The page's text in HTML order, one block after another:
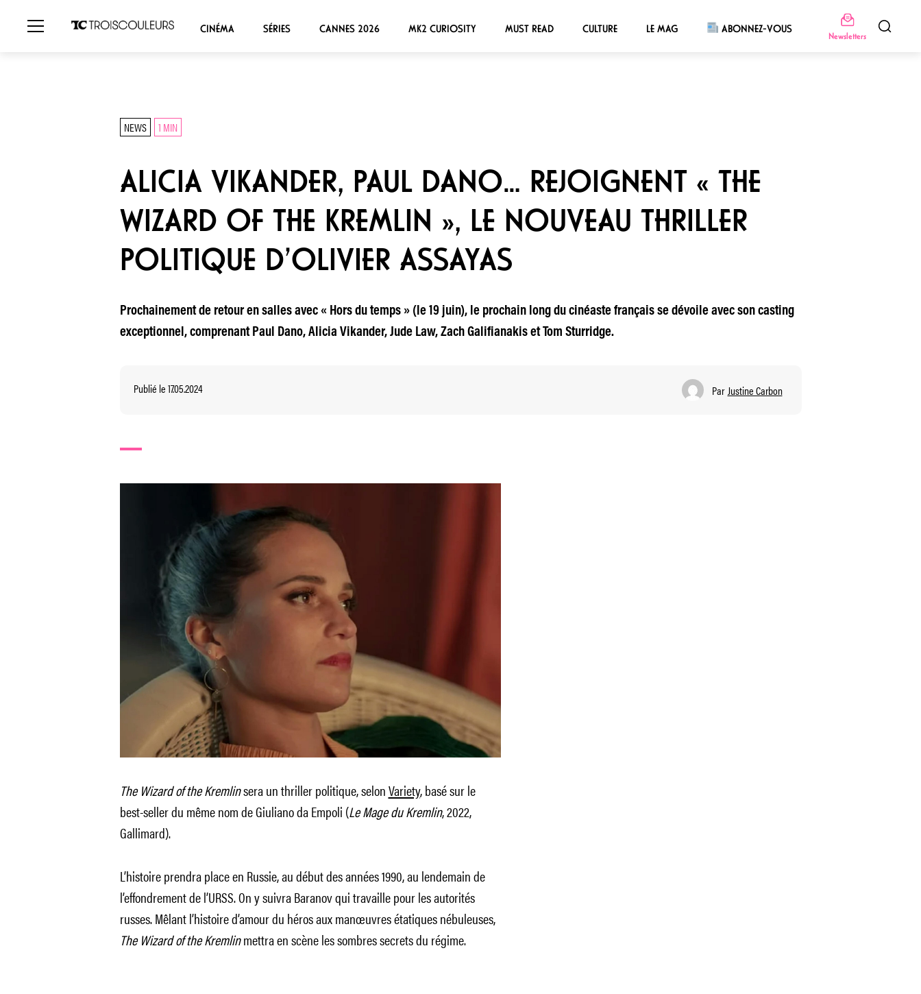
CINÉMA SÉRIES CANNES 2026 MK2 CURIOSITY MUST READ CULTURE LE MAG ABONNEZ-VOUS
Newsletters
NEWS 1 MIN
ALICIA VIKANDER, PAUL DANO… REJOIGNENT « THE
WIZARD OF THE KREMLIN », LE NOUVEAU THRILLER
POLITIQUE D’OLIVIER ASSAYAS
Prochainement de retour en salles avec « Hors du temps » (le 19 juin), le prochain long du cinéaste français se dévoile avec son casting
exceptionnel, comprenant Paul Dano, Alicia Vikander, Jude Law, Zach Galifianakis et Tom Sturridge.
Publié le 17.05.2024 Par Justine Carbon
The Wizard of the Kremlinsera un thriller politique, selonVariety, basé sur le
best-seller du même nom de Giuliano da Empoli (Le Mage du Kremlin, 2022,
Gallimard).
L’histoire prendra place en Russie, au début des années 1990, au lendemain de
l’effondrement de l’URSS. On y suivra Baranov qui travaille pour les autorités
russes. Mêlant l’histoire d’amour du héros aux manœuvres étatiques nébuleuses,
The Wizard of the Kremlinmettra en scène les sombres secrets du régime.